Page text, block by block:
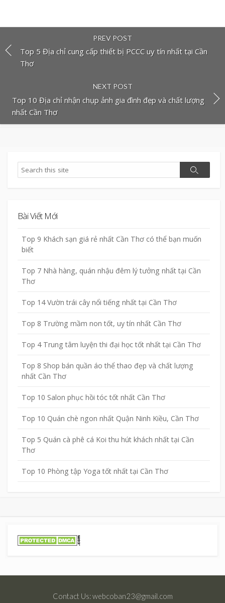
PREV POST
Top 5 Địa chỉ cung cấp thiết bị PCCC uy tín nhất tại Cần
Thơ
NEXT POST
Top 10 Địa chỉ nhận chụp ảnh gia đình đẹp và chất lượng
nhất Cần Thơ
Search
Search
Bài Viết Mới
Top 9 Khách sạn giá rẻ nhất Cần Thơ có thể bạn muốn
biết
Top 7 Nhà hàng, quán nhậu đêm lý tưởng nhất tại Cần
Thơ
Top 14 Vườn trái cây nổi tiếng nhất tại Cần Thơ
Top 8 Trường mầm non tốt, uy tín nhất Cần Thơ
Top 4 Trung tâm luyện thi đại học tốt nhất tại Cần Thơ
Top 8 Shop bán quần áo thể thao đẹp và chất lượng
nhất Cần Thơ
Top 10 Salon phục hồi tóc tốt nhất Cần Thơ
Top 10 Quán chè ngon nhất Quận Ninh Kiều, Cần Thơ
Top 5 Quán cà phê cá Koi thu hút khách nhất tại Cần
Thơ
Top 10 Phòng tập Yoga tốt nhất tại Cần Thơ
Contact Us: webcoban23@gmail.com